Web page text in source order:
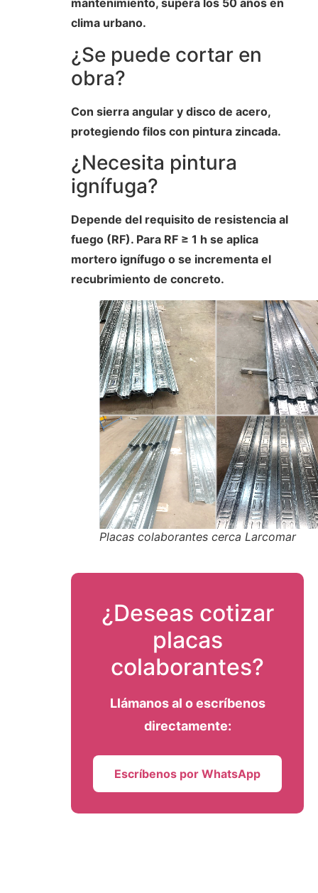
mantenimiento, supera los 50 años en
clima urbano.
¿Se puede cortar en
obra?
Con sierra angular y disco de acero,
protegiendo filos con pintura zincada.
¿Necesita pintura
ignífuga?
Depende del requisito de resistencia al
fuego (RF). Para RF ≥ 1 h se aplica
mortero ignífugo o se incrementa el
recubrimiento de concreto.
Placas colaborantes cerca Larcomar
¿Deseas cotizar
placas
colaborantes?
Llámanos al o escríbenos
directamente:
Escríbenos por WhatsApp